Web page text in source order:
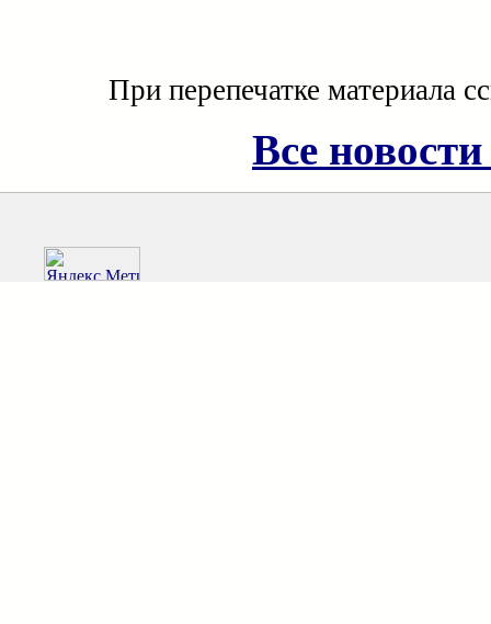
При перепечатке материала
Все